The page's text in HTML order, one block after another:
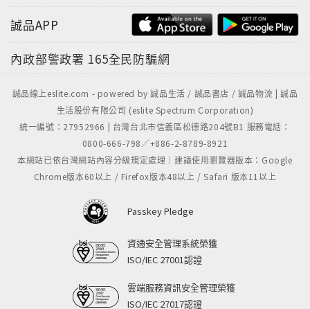
誠品APP
內政部警政署 165全民防騙網
誠品線上eslite.com - powered by 誠品生活 / 誠品書店 / 誠品物流 | 誠品
生活股份有限公司 (eslite Spectrum Corporation)
統一編號：27952966 | 台灣台北市信義區松德路204號B1 服務電話：
0800-666-798／+886-2-8789-8921
本網站已依台灣網站內容分級規定處理｜建議使用瀏覽器版本：Google
Chrome版本60以上 / Firefox版本48以上 / Safari 版本11以上
Passkey Pledge
資通安全管理系統榮獲
ISO/IEC 27001認證
雲端服務資訊安全管理榮獲
ISO/IEC 27017認證